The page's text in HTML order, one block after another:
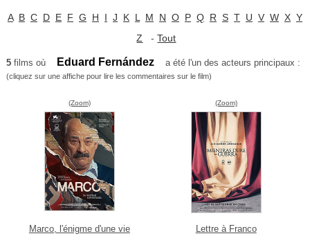
A B C D E F G H I J K L M N O P Q R S T U V W X Y
Z -Tout
5films où Eduard Fernández a été l'un des acteurs principaux :
(cliquez sur une affiche pour lire les commentaires sur le film)
(Zoom)
Marco, l'énigme d'une vie
(Zoom)
Lettre à Franco